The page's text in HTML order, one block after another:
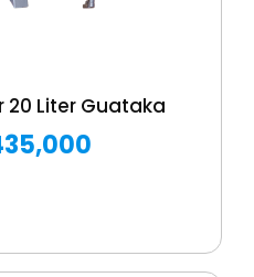
20 Liter Guataka